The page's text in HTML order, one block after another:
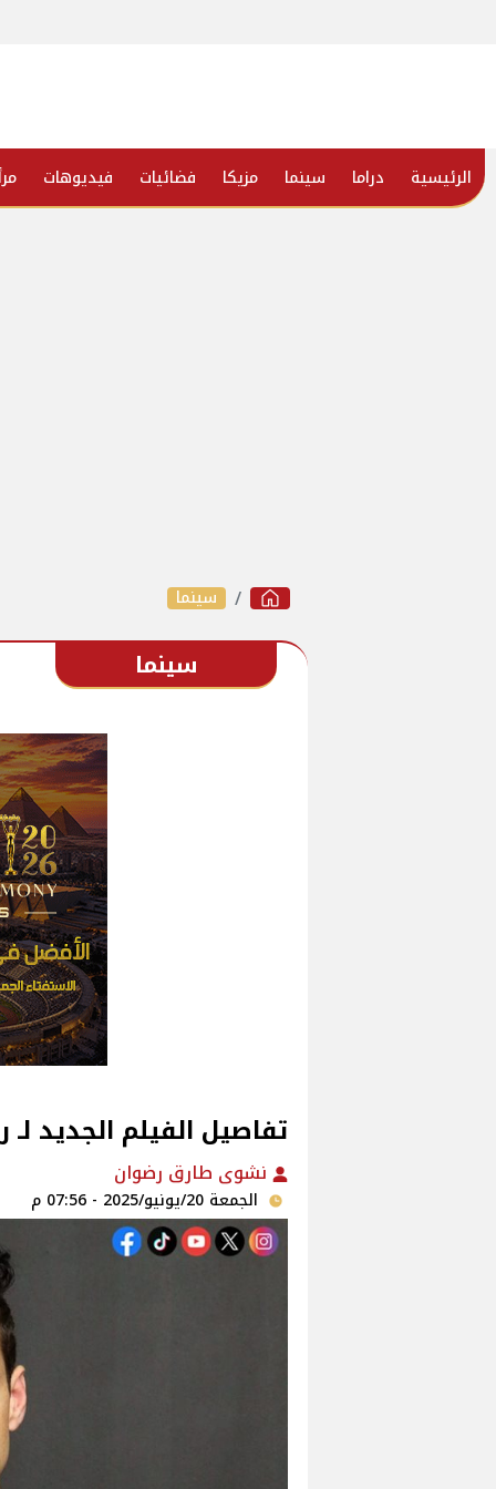
الرئيسية دراما سينما مزيكا فضائيات فيديوهات
سينما
سينما
تفاصيل الفيلم الجديد
نشوى طارق رضوان
الجمعة 20/يونيو/2025 - 07:56 م